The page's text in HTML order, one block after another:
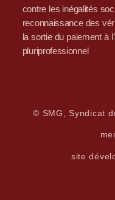
contre les inégalités
reconnaissance des
la sortie du paiement à
pluriprofessionnel
© SMG, Syndicat
site